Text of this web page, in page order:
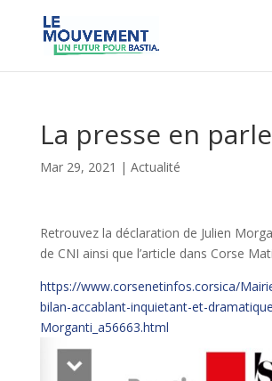
La presse en
Mar 29, 2021 | Actualité
Retrouvez la déclaration de Julien
de CNI ainsi que l’article dans Corse
https://www.corsenetinfos.corsica/
bilan-accablant-inquietant-et-
Morganti_a56663.html